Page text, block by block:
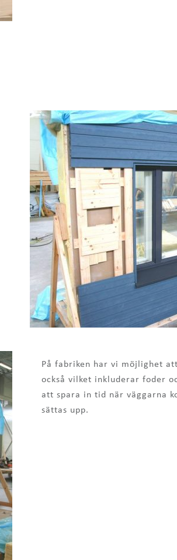
På fabriken har vi möjlighet
också vilket inkluderar foder
att spara in tid när väggarna
sättas upp.